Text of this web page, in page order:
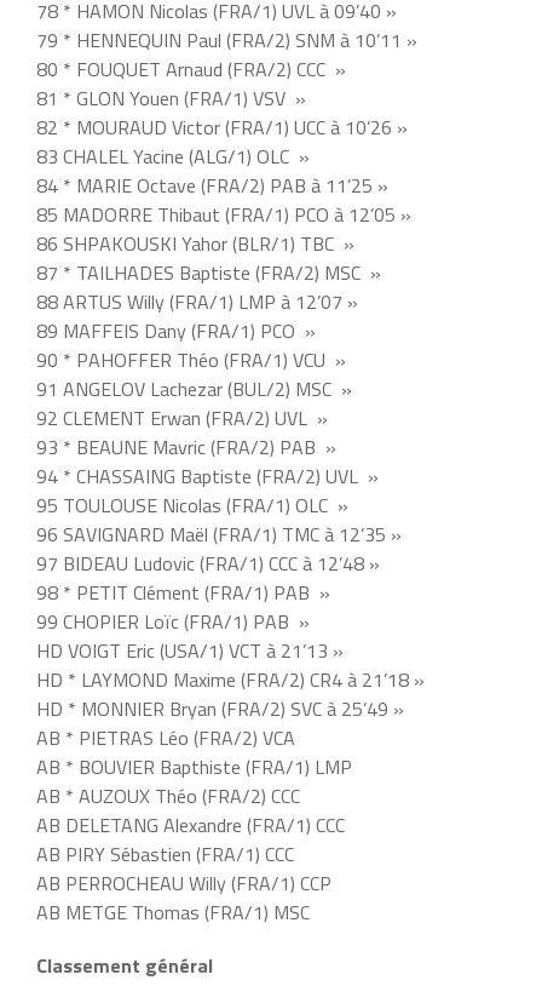
78 * HAMON Nicolas (FRA/1) UVL à 09’40 »
79 * HENNEQUIN Paul (FRA/2) SNM à 10’11 »
80 * FOUQUET Arnaud (FRA/2) CCC »
81 * GLON Youen (FRA/1) VSV »
82 * MOURAUD Victor (FRA/1) UCC à 10’26 »
83 CHALEL Yacine (ALG/1) OLC »
84 * MARIE Octave (FRA/2) PAB à 11’25 »
85 MADORRE Thibaut (FRA/1) PCO à 12’05 »
86 SHPAKOUSKI Yahor (BLR/1) TBC »
87 * TAILHADES Baptiste (FRA/2) MSC »
88 ARTUS Willy (FRA/1) LMP à 12’07 »
89 MAFFEIS Dany (FRA/1) PCO »
90 * PAHOFFER Théo (FRA/1) VCU »
91 ANGELOV Lachezar (BUL/2) MSC »
92 CLEMENT Erwan (FRA/2) UVL »
93 * BEAUNE Mavric (FRA/2) PAB »
94 * CHASSAING Baptiste (FRA/2) UVL »
95 TOULOUSE Nicolas (FRA/1) OLC »
96 SAVIGNARD Maël (FRA/1) TMC à 12’35 »
97 BIDEAU Ludovic (FRA/1) CCC à 12’48 »
98 * PETIT Clément (FRA/1) PAB »
99 CHOPIER Loïc (FRA/1) PAB »
HD VOIGT Eric (USA/1) VCT à 21’13 »
HD * LAYMOND Maxime (FRA/2) CR4 à 21’18 »
HD * MONNIER Bryan (FRA/2) SVC à 25’49 »
AB * PIETRAS Léo (FRA/2) VCA
AB * BOUVIER Bapthiste (FRA/1) LMP
AB * AUZOUX Théo (FRA/2) CCC
AB DELETANG Alexandre (FRA/1) CCC
AB PIRY Sébastien (FRA/1) CCC
AB PERROCHEAU Willy (FRA/1) CCP
AB METGE Thomas (FRA/1) MSC
Classement général